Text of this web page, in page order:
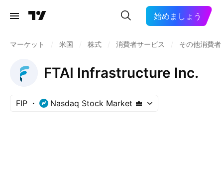
始めましょう
マーケット 米国 株式 消費者サービス その他消費
FTAI Infrastructure Inc.
FIP Nasdaq Stock Market